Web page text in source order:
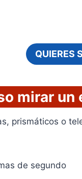
QUIERES
mirar
prismáticos o
de segundo